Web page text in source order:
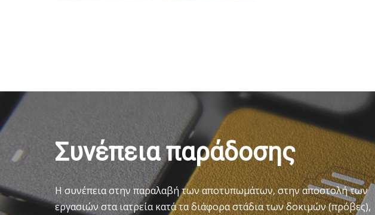
Συνέπεια παράδοσης
Η συνέπεια στην παραλαβή των αποτυπωμάτων, στην αποστολή των
εργασιών στα ιατρεία κατά τα διάφορα στάδια των δοκιμών (πρόβες),